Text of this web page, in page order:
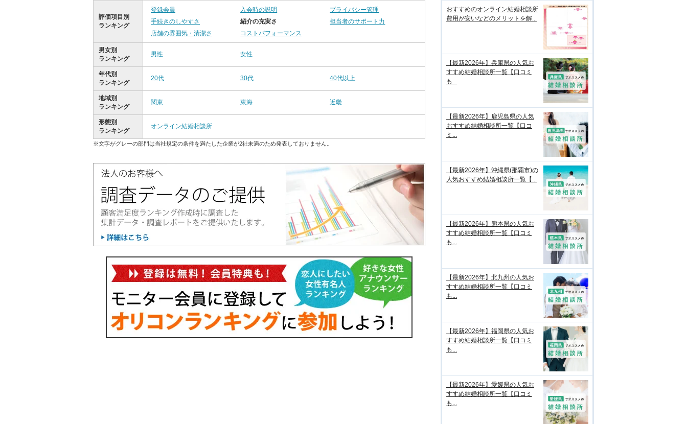
評価項目別
ランキング
登録会員 入会時の説明
プライバシー管理
手続きのしやすさ
紹介の充実さ
担当者のサポート力
店舗の雰囲気・清潔さ
コストパフォーマンス
男女別
ランキング
男性 女性
年代別
ランキング
20代 30代 40代以上
地域別
ランキング
関東 東海 近畿
形態別
ランキング
オンライン結婚相談所
※文字がグレーの部門は当社規定の条件を満たした企業が2社未満のため発表しておりません。
おすすめのオンライン結婚相談所
費用が安いなどのメリットを解...
【最新2026年】兵庫県の人気お
すすめ結婚相談所一覧【口コミ
も...
【最新2026年】鹿児島県の人気
おすすめ結婚相談所一覧【口コ
ミ...
【最新2026年】沖縄県(那覇市)の
人気おすすめ結婚相談所一覧【...
【最新2026年】熊本県の人気お
すすめ結婚相談所一覧【口コミ
も...
【最新2026年】北九州の人気お
すすめ結婚相談所一覧【口コミ
も...
【最新2026年】福岡県の人気お
すすめ結婚相談所一覧【口コミ
も...
【最新2026年】愛媛県の人気お
すすめ結婚相談所一覧【口コミ
も...